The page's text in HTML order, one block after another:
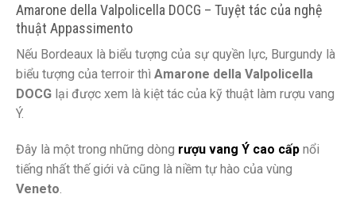
Amarone della Valpolicella DOCG – Tuyệt tác của nghệ
thuật Appassimento
Nếu Bordeaux là biểu tượng của sự quyền lực, Burgundy là
biểu tượng của terroir thì Amarone della Valpolicella
DOCG lại được xem là kiệt tác của kỹ thuật làm rượu vang
Ý.
Đây là một trong những dòng rượu vang Ý cao cấp nổi
tiếng nhất thế giới và cũng là niềm tự hào của vùng
Veneto.